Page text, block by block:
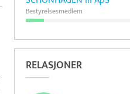
Bestyrelsesmedlem
RELASJONER